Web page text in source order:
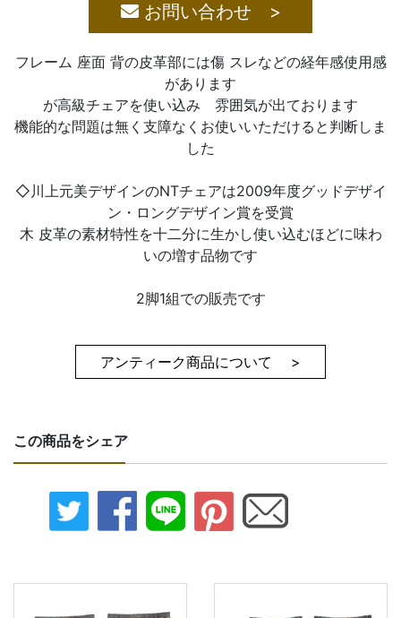
お問い合わせ >
フレーム 座面 背の皮革部には傷 スレなどの経年感使用感
があります
が高級チェアを使い込み 雰囲気が出ております
機能的な問題は無く支障なくお使いいただけると判断しま
した
◇川上元美デザインのNTチェアは2009年度グッドデザイ
ン・ロングデザイン賞を受賞
木 皮革の素材特性を十二分に生かし使い込むほどに味わ
いの増す品物です
2脚1組での販売です
アンティーク商品について >
この商品をシェア